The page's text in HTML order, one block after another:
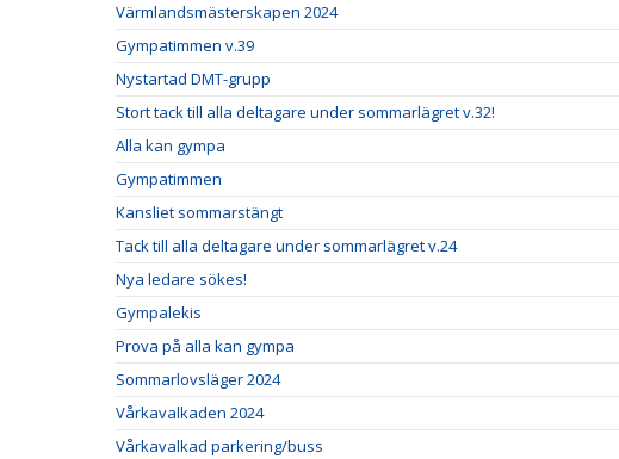
Värmlandsmästerskapen 2024
Gympatimmen v.39
Nystartad DMT-grupp
Stort tack till alla deltagare under sommarlägret v.32!
Alla kan gympa
Gympatimmen
Kansliet sommarstängt
Tack till alla deltagare under sommarlägret v.24
Nya ledare sökes!
Gympalekis
Prova på alla kan gympa
Sommarlovsläger 2024
Vårkavalkaden 2024
Vårkavalkad parkering/buss